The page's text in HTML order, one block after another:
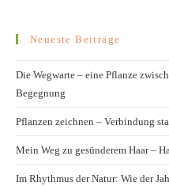
Neueste Beiträge
Die Wegwarte – eine Pflanze
Begegnung
Pflanzen zeichnen – Verbindung
Mein Weg zu gesünderem Haar –
Im Rhythmus der Natur: Wie der